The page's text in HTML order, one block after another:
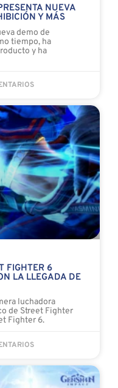
NUEVA
Y MÁS
demo de
tiempo, ha
y ha
FIGHTER 6
LA LLEGADA DE
luchadora
de Street Fighter
Fighter 6.